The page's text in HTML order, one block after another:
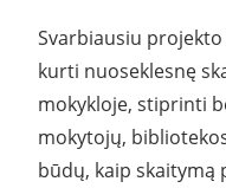
Svarbiausiu
kurti nuoseklesnę
mokykloje, stiprinti
mokytojų,
būdų, kaip skaitymą